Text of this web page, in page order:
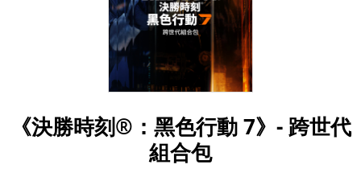
《決勝時刻®：黑色行動 7》- 跨世代
組合包